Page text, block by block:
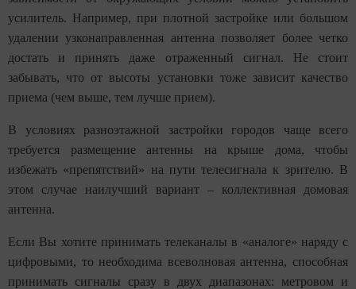
усилитель. Например, при плотной застройке или большом
удалении узконаправленная антенна позволяет более четко
достать и принять даже отраженный сигнал. Не стоит
забывать, что от высоты установки тоже зависит качество
приема (чем выше, тем лучше прием).
В условиях разноэтажной застройки городов чаще всего
требуется размещение антенны на крыше дома, чтобы
избежать «препятствий» на пути телесигнала к зрителю. В
этом случае наилучший вариант – коллективная домовая
антенна.
Если Вы хотите принимать телеканалы в «аналоге» наряду с
цифровыми, то необходима всеволновая антенна, способная
принимать сигналы сразу в двух диапазонах: метровом и